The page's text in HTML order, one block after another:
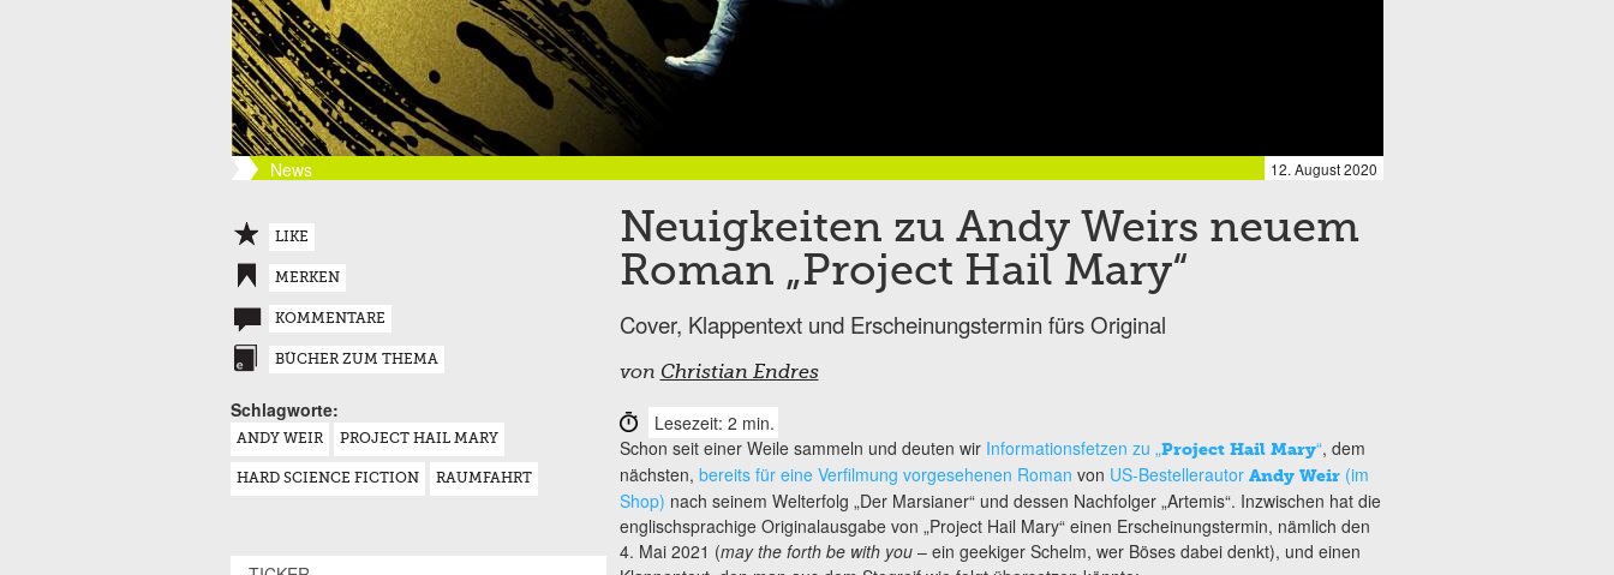
News 12. August 2020
Neuigkeiten zu Andy Weirs neuem
Roman „Project Hail Mary“
Cover, Klappentext und Erscheinungstermin fürs Original
von Christian Endres
Lesezeit: 2 min.
Schon seit einer Weile sammeln und deuten wir Informationsfetzen zu „Project Hail Mary“, dem
nächsten, bereits für eine Verfilmung vorgesehenen Roman von US-Bestellerautor Andy Weir (im
Shop) nach seinem Welterfolg „Der Marsianer“ und dessen Nachfolger „Artemis“. Inzwischen hat die
englischsprachige Originalausgabe von „Project Hail Mary“ einen Erscheinungstermin, nämlich den
4. Mai 2021 (may the forth be with you– ein geekiger Schelm, wer Böses dabei denkt), und einen
LIKE
MERKEN
KOMMENTARE
BÜCHER ZUM THEMA
Schlagworte:
ANDY WEIR PROJECT HAIL MARY
HARD SCIENCE FICTION RAUMFAHRT